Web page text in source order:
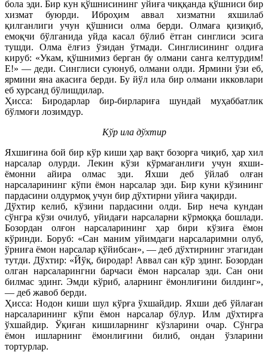
бола эди. Бир кун қўшнисининг уйиға чиққанда қўшниси бир
хизмат буюрди. Иброҳим аввал хизматни яхшилаб
қилганлиги учун қўшниси олма берди. Олмаға қизиқиб,
емоқчи бўлганида уйда касал бўлиб ётган синглиси эсига
тушди. Олма ёлғиз ўзидан ўтмади. Синглисининг олдиға
кируб: «Укам, қўшнимиз берган бу олмани санга келтурдим!
Е!» — деди. Синглиси суюнуб, олмани олди. Ярмини ўзи еб,
ярмини яна акасиға берди. Бу йўл ила бир олмани икковлари
еб хурсанд бўлишдилар.
Ҳисса: Биродарлар бир-бирлариға шундай муҳаббатлик
бўлмоғи лозимдур.
Кўр ила дўхтир
Яхшиғина бой бир кўр киши ҳар вақт бозорға чиқиб, ҳар хил
нарсалар олурди. Лекин кўзи кўрмағанлиғи учун яхши-
ёмонни айира олмас эди. Яхши деб ўйлаб олған
нарсаларининг кўпи ёмон нарсалар эди. Бир куни кўзининг
пардасини олдурмоқ учун бир дўхтирни уйиға чақирди.
Дўхтир келиб, кўзини пардасини олди. Бир неча кундан
сўнгра кўзи очилуб, уйидағи нарсаларни кўрмоққа бошлади.
Бозордан олғон нарсаларининг ҳар бири кўзиға ёмон
кўринди. Боруб: «Сан маним уйимдаги нарсаларимни олуб,
ўрниға ёмон нарсалар қўйибсан», — деб дўхтирнинг этагидан
тутди. Дўхтир: «Йўқ, биродар! Аввал сан кўр эдинг. Бозордан
олган нарсаларингни барчаси ёмон нарсалар эди. Сан они
билмас эдинг. Эмди кўриб, аларнинг ёмонлиғини билдинг»,
— деб жавоб берди.
Ҳисса: Нодон киши шул кўрға ўхшайдир. Яхши деб ўйлаған
нарсаларининг кўпи ёмон нарсалар бўлур. Илм дўхтирға
ўхшайдир. Ўқиған кишиларнинг кўзларини очар. Сўнгра
ёмон ишларнинг ёмонлиғини билиб, ондан ўзларини
тортурлар.